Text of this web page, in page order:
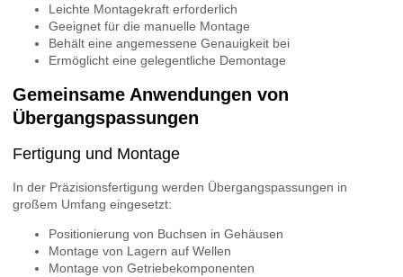
Leichte Montagekraft erforderlich
Geeignet für die manuelle Montage
Behält eine angemessene Genauigkeit bei
Ermöglicht eine gelegentliche Demontage
Gemeinsame Anwendungen von
Übergangspassungen
Fertigung und Montage
In der Präzisionsfertigung werden Übergangspassungen in
großem Umfang eingesetzt:
Positionierung von Buchsen in Gehäusen
Montage von Lagern auf Wellen
Montage von Getriebekomponenten